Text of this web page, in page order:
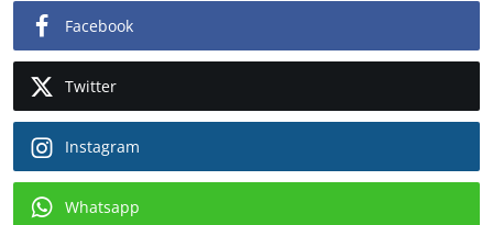
Facebook
Twitter
Instagram
Whatsapp